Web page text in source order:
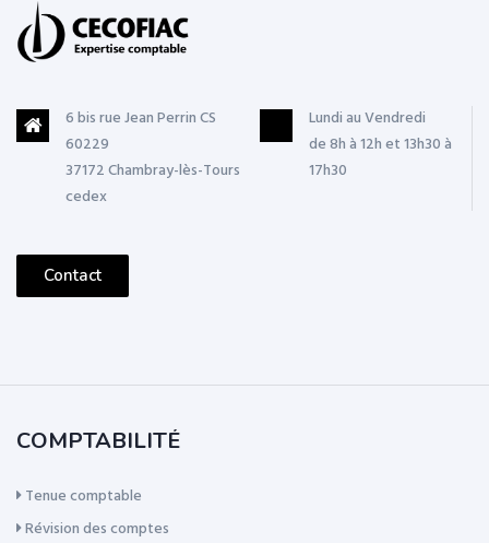
6 bis rue Jean Perrin CS
60229
37172 Chambray-lès-Tours
cedex
Lundi au Vendredi
de 8h à 12h et 13h30 à
17h30
Contact
COMPTABILITÉ
Tenue comptable
Révision des comptes